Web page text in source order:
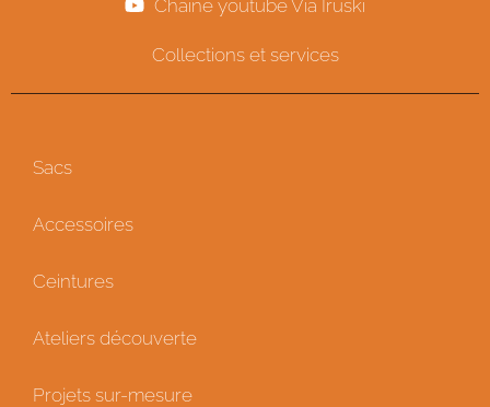
Chaîne youtube Via Iruski
Collections et services
Sacs
Accessoires
Ceintures
Ateliers découverte
Projets sur-mesure